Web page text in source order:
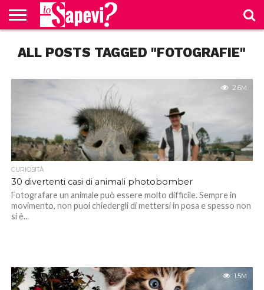
BENESSERE
GOSSIP
PRODOTTI
AMAZON
NEWS
CASA E
CUCINA
ALL POSTS TAGGED "FOTOGRAFIE"
2.6M
CURIOSITÀ
30 divertenti casi di animali photobomber
Fotografare un animale può essere molto difficile. Sempre in
movimento, non puoi chiedergli di mettersi in posa e spesso non
si è...
1.5M